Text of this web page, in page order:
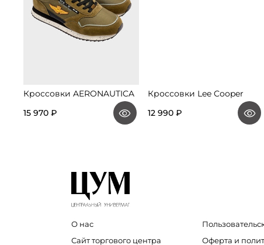
Кроссовки AERONAUTICA
15 970 ₽
Кроссовки Lee Cooper
12 990 ₽
О нас
Сайт торгового центра
Оферта и